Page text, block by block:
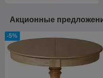
Акционные
-5%